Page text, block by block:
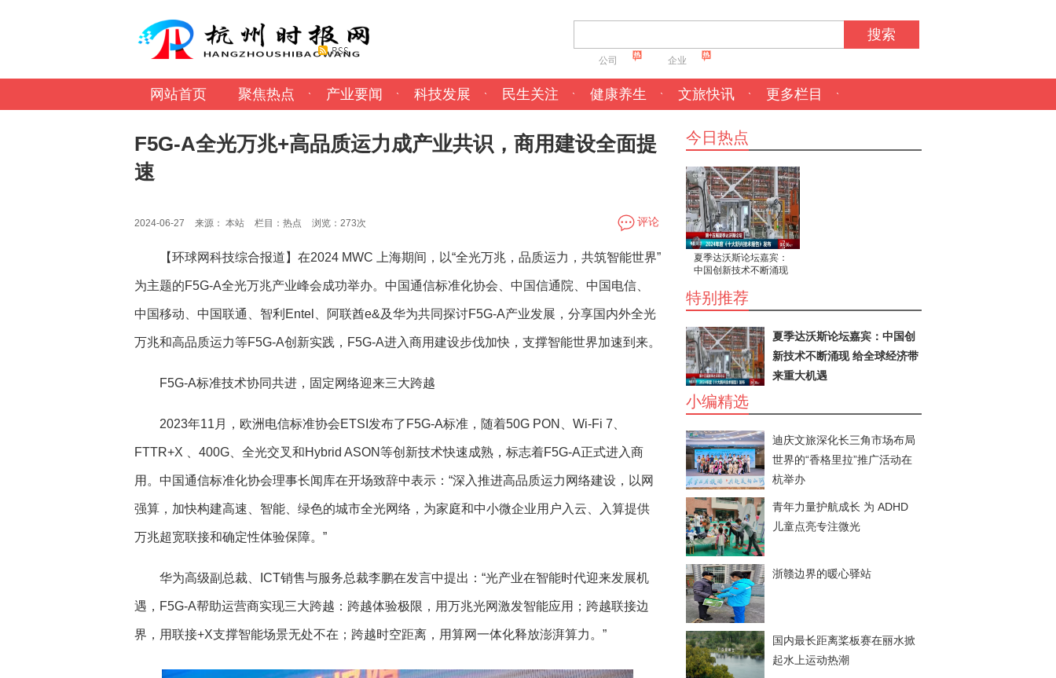
搜索
公司 企业
网站首页 聚焦热点 产业要闻 科技发展 民生关注 健康养生 文旅快讯 更多栏目
F5G-A全光万兆+高品质运力成产业共识，商用建设全面提
速
2024-06-27 来源： 本站 栏目： 热点 浏览： 273次 评论
【环球网科技综合报道】 在2024 MWC 上海期间，以“全光万兆，品质运力，共筑智能世界”
为主题的F5G-A全光万兆产业峰会成功举办。中国通信标准化协会、中国信通院、中国电信、
中国移动、中国联通、智利Entel、阿联酋e&及华为共同探讨F5G-A产业发展，分享国内外全光
万兆和高品质运力等F5G-A创新实践，F5G-A进入商用建设步伐加快，支撑智能世界加速到来。
F5G-A标准技术协同共进，固定网络迎来三大跨越
2023年11月，欧洲电信标准协会ETSI发布了F5G-A标准，随着50G PON、Wi-Fi 7、
FTTR+X 、400G、全光交叉和Hybrid ASON等创新技术快速成熟，标志着F5G-A正式进入商
用。中国通信标准化协会理事长闻库在开场致辞中表示：“深入推进高品质运力网络建设，以网
强算，加快构建高速、智能、绿色的城市全光网络，为家庭和中小微企业用户入云、入算提供
万兆超宽联接和确定性体验保障。”
华为高级副总裁、ICT销售与服务总裁李鹏在发言中提出：“光产业在智能时代迎来发展机
遇，F5G-A帮助运营商实现三大跨越：跨越体验极限，用万兆光网激发智能应用；跨越联接边
界，用联接+X支撑智能场景无处不在；跨越时空距离，用算网一体化释放澎湃算力。”
今日热点
夏季达沃斯论坛嘉宾：
中国创新技术不断涌现
遇
特别推荐
夏季达沃斯论坛嘉宾：中国创
新技术不断涌现 给全球经济带
来重大机遇
小编精选
迪庆文旅深化长三角市场布局
世界的“香格里拉”推广活动在
杭举办
青年力量护航成长 为 ADHD
儿童点亮专注微光
浙赣边界的暖心驿站
国内最长距离桨板赛在丽水掀
起水上运动热潮